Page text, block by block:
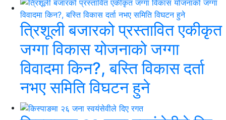
त्रिशूली बजारको प्रस्तावित एकीकृत
जग्गा विकास योजनाको जग्गा
विवादमा किन?, बस्ति विकास दर्ता
नभए समिति विघटन हुने